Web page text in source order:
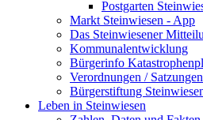
Postgarten
Markt Steinwiesen - App
Das Steinwiesener
Kommunalentwicklung
Bürgerinfo
Verordnungen / Satzungen
Bürgerstiftung
Leben in Steinwiesen